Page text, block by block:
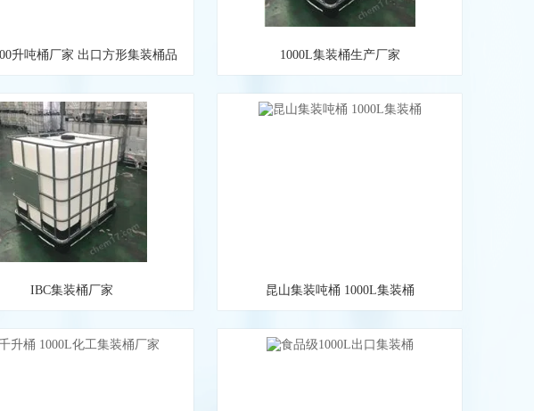
升吨桶厂家 出口方形集装桶品
牌生产商
1000L集装桶生产厂家
IBC集装桶厂家 昆山集装吨桶 1000L集装桶